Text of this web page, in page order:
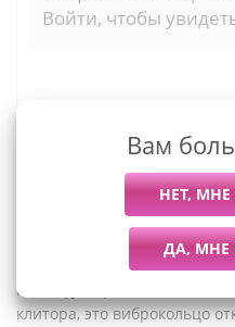
Войти, чтобы
Кольцо Gring это
секс-девайсов.
многофункциональный
клитора, это виброкольцо
Вам